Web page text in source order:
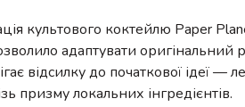
культового коктейлю Paper
адаптувати оригінальний
відсилку до початкової ідеї —
призму локальних інгредієнтів.